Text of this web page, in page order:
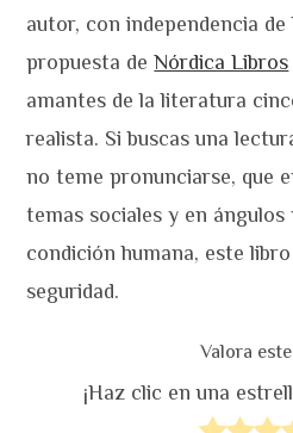
autor, con independencia
propuesta deNórdica Libros
amantes de la literatura
realista. Si buscas una
no teme pronunciarse, que
temas sociales y en
condición humana, este
seguridad.
Valora
¡Haz clic en una